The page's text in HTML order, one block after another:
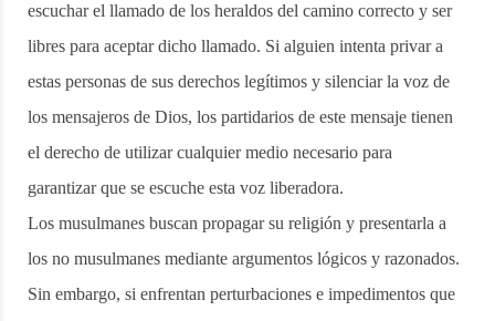
escuchar el llamado de los heraldos del camino correcto y ser
libres para aceptar dicho llamado. Si alguien intenta privar a
estas personas de sus derechos legítimos y silenciar la voz de
los mensajeros de Dios, los partidarios de este mensaje tienen
el derecho de utilizar cualquier medio necesario para
garantizar que se escuche esta voz liberadora.
Los musulmanes buscan propagar su religión y presentarla a
los no musulmanes mediante argumentos lógicos y razonados.
Sin embargo, si enfrentan perturbaciones e impedimentos que